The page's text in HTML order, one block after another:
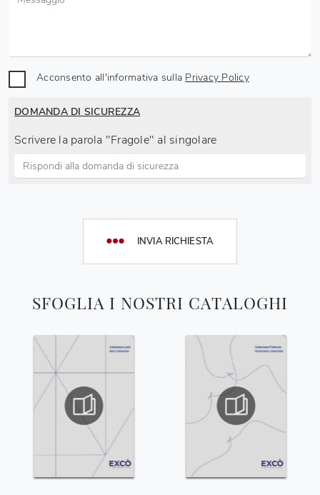
SFOGLIA I NOSTRI CATALOGHI
Acconsento all'informativa sulla Privacy Policy
DOMANDA DI SICUREZZA
Scrivere la parola "Fragole" al singolare
INVIA RICHIESTA